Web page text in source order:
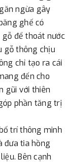
ngừa gây
ghế có
gỗ để thoát nước
gỗ thông chịu
chỉ tạo ra cái
đến cho
gũi với thiên
phần tăng trị
trí thông minh
đưa tia hồng
Bên cạnh